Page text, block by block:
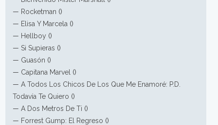
— Rocketman ()
— Elisa Y Marcela ()
— Hellboy ()
—Si Supieras ()
— Guasón ()
— Capitana Marvel ()
—A Todos Los Chicos De Los Que Me Enamoré: P.D.
Todavía Te Quiero ()
—A Dos Metros De Ti ()
— Forrest Gump: El Regreso ()